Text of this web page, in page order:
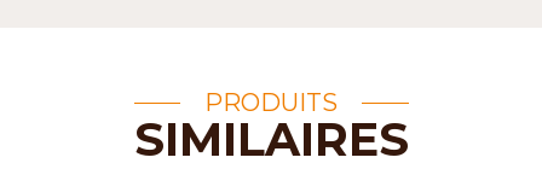
PRODUITS
SIMILAIRES